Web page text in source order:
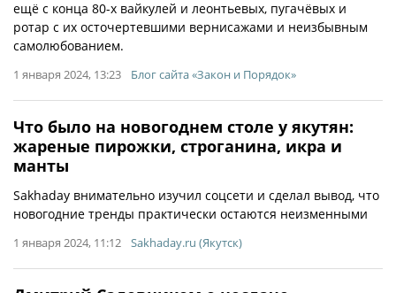
ещё с конца 80-х вайкулей и леонтьевых, пугачёвых и
ротар с их осточертевшими вернисажами и неизбывным
самолюбованием.
1 января 2024, 13:23 Блог сайта «Закон и Порядок»
Что было на новогоднем столе у якутян:
жареные пирожки, строганина, икра и
манты
Sakhaday внимательно изучил соцсети и сделал вывод, что
новогодние тренды практически остаются неизменными
1 января 2024, 11:12 Sakhaday.ru (Якутск)